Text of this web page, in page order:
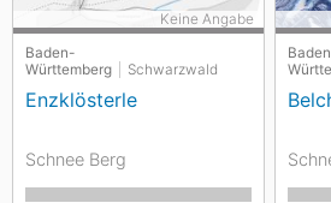
Baden-
Württemberg
Schwarzwald
Enzklösterle
Keine Angabe
Schnee Berg